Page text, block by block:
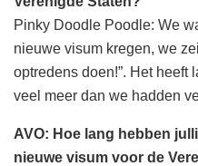
Pinky Doodle Poodle: We
nieuwe visum kregen, we
optredens doen!”. Het heeft
veel meer dan we hadden
AVO: Hoe lang hebben
nieuwe visum voor de